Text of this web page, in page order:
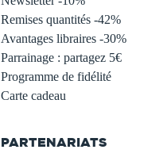
Remises quantités -42%
Avantages libraires -30%
Parrainage : partagez 5€
Programme de fidélité
Carte cadeau
PARTENARIATS